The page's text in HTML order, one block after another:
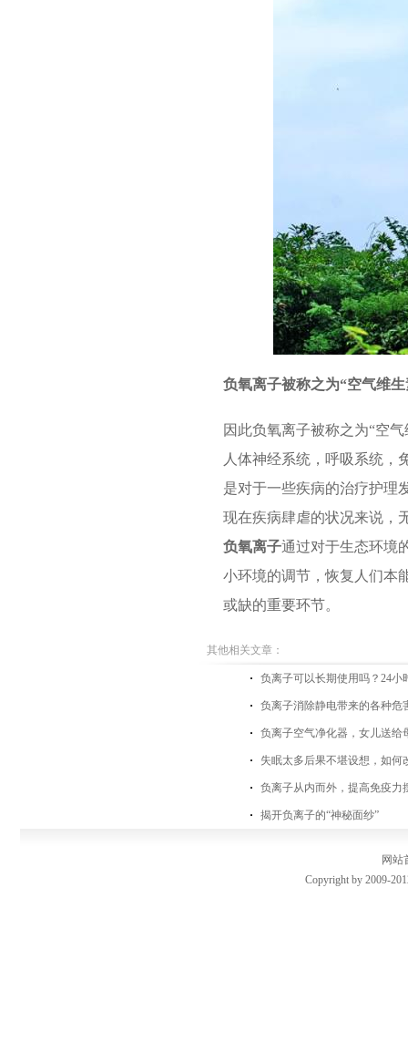
负氧离子被称之为“空气维生
因此负氧离子被称之为“空
人体神经系统，呼吸系统，
是对于一些疾病的治疗护理
现在疾病肆虐的状况来说，
负氧离子通过对于生态环境
小环境的调节，恢复人们本
或缺的重要环节。
其他相关文章：
负离子可以长期使用吗？24小
负离子消除静电带来的各种危
负离子空气净化器，女儿送给
失眠太多后果不堪设想，如何
负离子从内而外，提高免疫力
揭开负离子的“神秘面纱”
网站
Copyright by 2009-